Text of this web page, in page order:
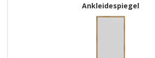
Ankleidespiegel